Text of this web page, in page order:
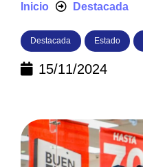
Inicio Destacada
Destacada Estado
15/11/2024